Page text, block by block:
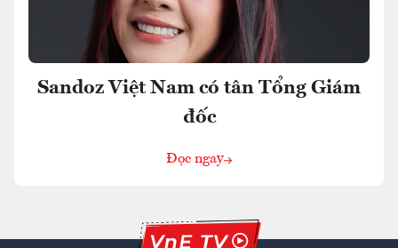
Sandoz Việt Nam có tân Tổng Giám
đốc
Đọc ngay